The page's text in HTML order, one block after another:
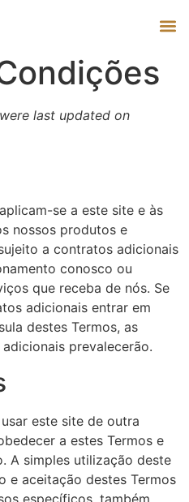
last updated on
se a este site e às
nossos produtos e
a contratos adicionais
conosco ou
que receba de nós. Se
adicionais entrar em
destes Termos, as
prevalecerão.
este site de outra
a estes Termos e
A simples utilização deste
e aceitação destes Termos